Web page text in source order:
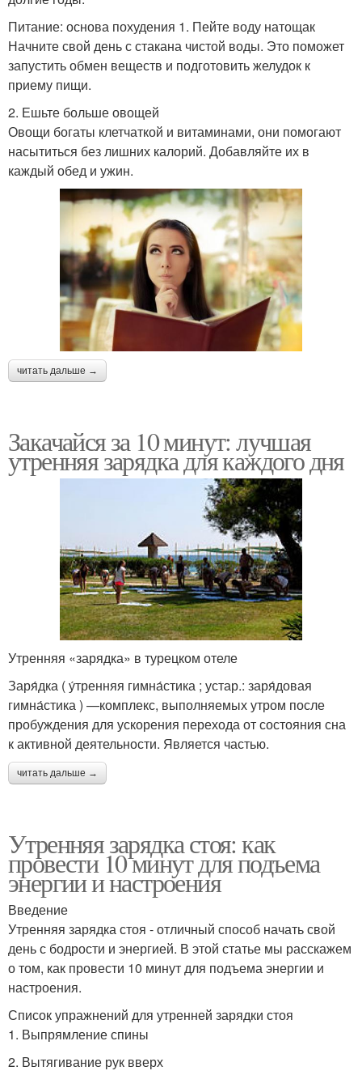
Питание: основа похудения 1. Пейте воду натощак
Начните свой день с стакана чистой воды. Это поможет
запустить обмен веществ и подготовить желудок к
приему пищи.
2. Ешьте больше овощей
Овощи богаты клетчаткой и витаминами, они помогают
насытиться без лишних калорий. Добавляйте их в
каждый обед и ужин.
читать дальше →
Закачайся за 10 минут: лучшая
утренняя зарядка для каждого дня
Утренняя «зарядка» в турецком отеле
Заря́дка ( у́тренняя гимна́стика ; устар.: заря́довая
гимна́стика ) —комплекс, выполняемых утром после
пробуждения для ускорения перехода от состояния сна
к активной деятельности. Является частью.
читать дальше →
Утренняя зарядка стоя: как
провести 10 минут для подъема
энергии и настроения
Введение
Утренняя зарядка стоя - отличный способ начать свой
день с бодрости и энергией. В этой статье мы расскажем
о том, как провести 10 минут для подъема энергии и
настроения.
Список упражнений для утренней зарядки стоя
1. Выпрямление спины
2. Вытягивание рук вверх